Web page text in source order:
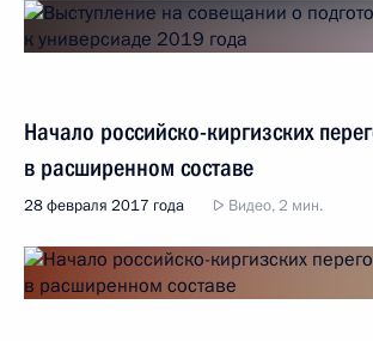
Начало российско-киргизских
в расширенном составе
28 февраля 2017 года Видео, 2 мин.